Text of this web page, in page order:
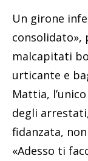
Un girone
consolidato»,
malcapitati
urticante e
Mattia,
degli
fidanzata,
«Adesso ti